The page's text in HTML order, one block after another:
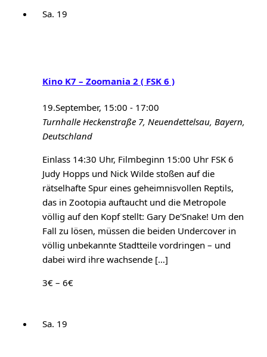
Sa. 19
Kino K7 – Zoomania 2 ( FSK 6 )
19.September, 15:00 - 17:00
Turnhalle Heckenstraße 7, Neuendettelsau, Bayern,
Deutschland
Einlass 14:30 Uhr, Filmbeginn 15:00 Uhr FSK 6
Judy Hopps und Nick Wilde stoßen auf die
rätselhafte Spur eines geheimnisvollen Reptils,
das in Zootopia auftaucht und die Metropole
völlig auf den Kopf stellt: Gary De'Snake! Um den
Fall zu lösen, müssen die beiden Undercover in
völlig unbekannte Stadtteile vordringen – und
dabei wird ihre wachsende […]
3€ – 6€
Sa. 19